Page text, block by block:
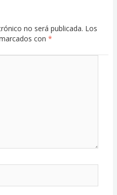
no será publicada. Los
con *